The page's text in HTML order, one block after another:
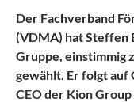
Der Fachverband
(VDMA) hat Steffen
Gruppe, einstimmig
gewählt. Er folgt auf
CEO der Kion